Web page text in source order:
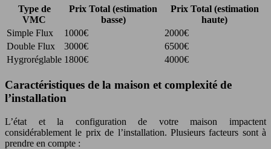
Type de
VMC
Prix Total (estimation
basse)
Prix Total (estimation
haute)
Simple Flux
1000€
2000€
Double Flux
3000€
6500€
Hygroréglable 1800€ 4000€
Caractéristiques de la maison et complexité de
l’installation
L’état et la configuration de votre maison impactent
considérablement le prix de l’installation. Plusieurs facteurs sont à
prendre en compte :